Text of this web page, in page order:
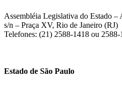
Assembléia Legislativa do Estado
s/n – Praça XV, Rio de Janeiro (RJ)
Telefones: (21) 2588-1418 ou 2588-
Estado de São Paulo